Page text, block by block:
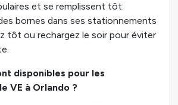
et se remplissent tôt.
bornes dans ses stationnements
tôt ou rechargez le soir pour éviter
disponibles pour les
VE à Orlando ?